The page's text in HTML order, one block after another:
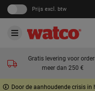
Prijs excl. btw
Gratis levering voor
meer dan 250 €
Door de aanhoudende crisis